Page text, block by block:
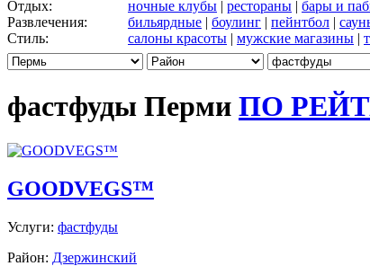
Отдых:
ночные клубы | рестораны | бары и
Развлечения:
бильярдные | боулинг | пейнтбол |
Стиль:
салоны красоты | мужские магазины |
фастфуды Перми ПО
GOODVEGS™
Услуги: фастфуды
Район: Дзержинский